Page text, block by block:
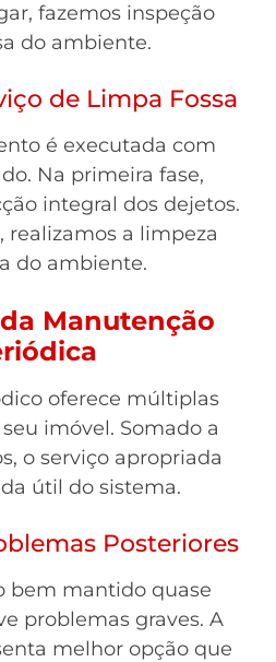
fazemos inspeção
do ambiente.
de Limpa Fossa
é executada com
Na primeira fase,
integral dos dejetos.
realizamos a limpeza
do ambiente.
Manutenção
oferece múltiplas
imóvel. Somado a
o serviço apropriada
útil do sistema.
Posteriores
bem mantido quase
problemas graves. A
melhor opção que